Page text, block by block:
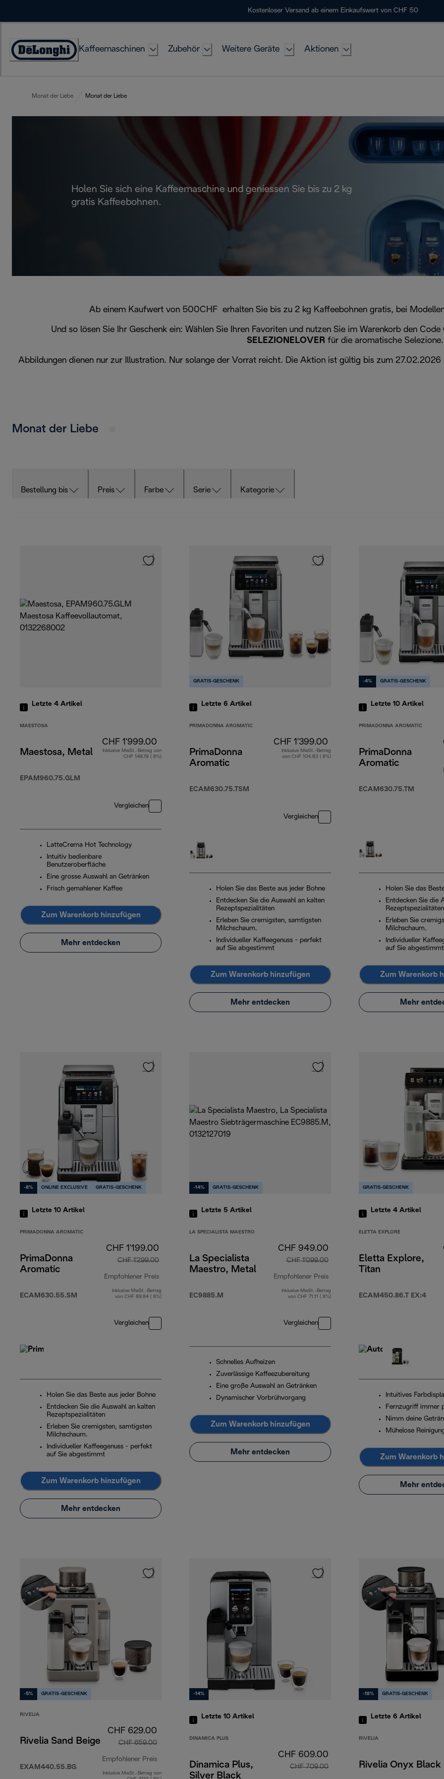
Kostenloser Versand ab einem Einkaufswert von CHF 50
Erklärung
Kaffeemaschinen Zubehör Weitere Geräte Aktionen
Monat der Liebe Monat der Liebe
Holen Sie sich eine Kaffeemaschine und geniessen Sie bis zu 2 kg
gratis Kaffeebohnen.
Ab einem Kaufwert von 500CHF erhalten Sie bis zu 2 kg Kaffeebohnen gratis, bei
Und so lösen Sie Ihr Geschenk ein: Wählen Sie Ihren Favoriten und nutzen Sie im Warenkorb den Code
SELEZIONELOVER für die aromatische Selezione.
Abbildungen dienen nur zur Illustration. Nur solange der Vorrat reicht. Die Aktion ist gültig bis zum
Monat der Liebe
Bestellung bis Preis Farbe Serie Kategorie
Letzte 4 Artikel
MAESTOSA
Maestosa, Metal
EPAM960.75.GLM
CHF 1'999.00
Inklusive MwSt.-Betrag von
CHF 149.79 ( 8%)
Vergleichen
LatteCrema Hot Technology
Intuitiv bedienbare
Benutzeroberfläche
Eine grosse Auswahl an Getränken
Frisch gemahlener Kaffee
Zum Warenkorb hinzufügen
Mehr entdecken
GRATIS-GESCHENK
Letzte 6 Artikel
PRIMADONNA AROMATIC
PrimaDonna
Aromatic
ECAM630.75.TSM
CHF 1'399.00
Inklusive MwSt.-Betrag
von CHF 104.83 ( 8%)
Vergleichen
Holen Sie das Beste aus jeder Bohne
Entdecken Sie die Auswahl an kalten
Rezeptspezialitäten
Erleben Sie cremigsten, samtigsten
Milchschaum.
Individueller Kaffeegenuss - perfekt
auf Sie abgestimmt
Zum Warenkorb hinzufügen
Mehr entdecken
-4% GRATIS-GESCHENK
Letzte 10 Artikel
PRIMADONNA AROMATIC
PrimaDonna
Aromatic
ECAM630.75.TM
Holen Sie das
Entdecken Sie die
Rezeptspezialitäten
Erleben Sie
Milchschaum.
Individueller
auf Sie abgestimmt
Zum Warenkorb
Mehr
-8% ONLINE EXCLUSIVE GRATIS-GESCHENK
Letzte 10 Artikel
PRIMADONNA AROMATIC
PrimaDonna
Aromatic
ECAM630.55.SM
CHF 1'199.00
CHF 1'299.00
Empfohlener Preis
Originalpreis CHF 1'299.00
Inklusive MwSt.-Betrag
von CHF 89.84 ( 8%)
Vergleichen
Holen Sie das Beste aus jeder Bohne
Entdecken Sie die Auswahl an kalten
Rezeptspezialitäten
Erleben Sie cremigsten, samtigsten
Milchschaum.
Individueller Kaffeegenuss - perfekt
auf Sie abgestimmt
Zum Warenkorb hinzufügen
Mehr entdecken
-14% GRATIS-GESCHENK
Letzte 5 Artikel
LA SPECIALISTA MAESTRO
La Specialista
Maestro, Metal
EC9885.M
CHF 949.00
CHF 1'099.00
Empfohlener Preis
Originalpreis CHF 1'099.00
Inklusive MwSt.-Betrag
von CHF 71.11 ( 8%)
Vergleichen
Schnelles Aufheizen
Zuverlässige Kaffeezubereitung
Eine große Auswahl an Getränken
Dynamischer Vorbrühvorgang
Zum Warenkorb hinzufügen
Mehr entdecken
GRATIS-GESCHENK
Letzte 4 Artikel
ELETTA EXPLORE
Eletta Explore,
Titan
ECAM450.86.T EX:4
Intuitives
Fernzugriff immer
Nimm deine
Mühelose
Zum Warenkorb
Mehr
-5% GRATIS-GESCHENK
RIVELIA
Rivelia Sand Beige
EXAM440.55.BG
CHF 629.00
CHF 659.00
Empfohlener Preis
Originalpreis CHF 659.00
Inklusive MwSt.-Betrag von
-14%
Letzte 10 Artikel
DINAMICA PLUS
Dinamica Plus,
Silver Black
CHF 609.00
CHF 709.00
-18% GRATIS-GESCHENK
Letzte 6 Artikel
RIVELIA
Rivelia Onyx Black